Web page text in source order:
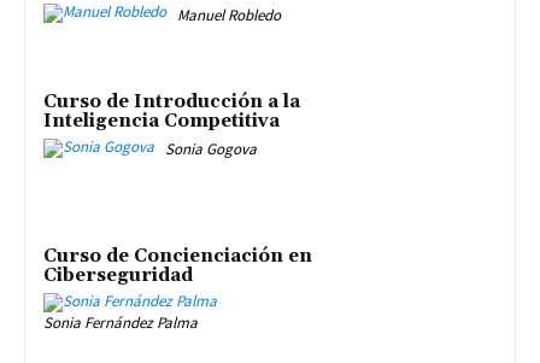
Manuel Robledo
Curso de Introducción a la
Inteligencia Competitiva
Sonia Gogova
Curso de Concienciación en
Ciberseguridad
Sonia Fernández Palma